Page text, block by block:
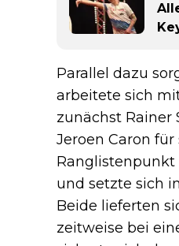
Parallel dazu
arbeitete sich
zunächst Rainer
Jeroen Caron
Ranglistenpunkt
und setzte sich
Beide lieferten
zeitweise bei